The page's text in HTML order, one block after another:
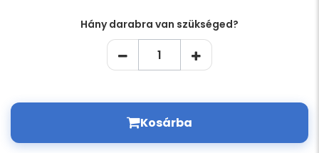
Hány darabra van szükséged?
Kosárba